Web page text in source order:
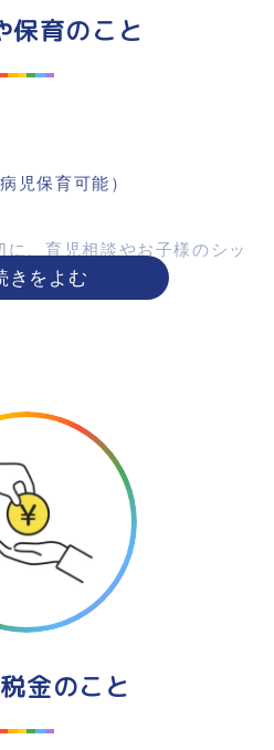
も、万が一パートナーが亡く
おくことが大切です。
保育のこと
児保育可能）
、育児相談やお子様のシッ
金のこと